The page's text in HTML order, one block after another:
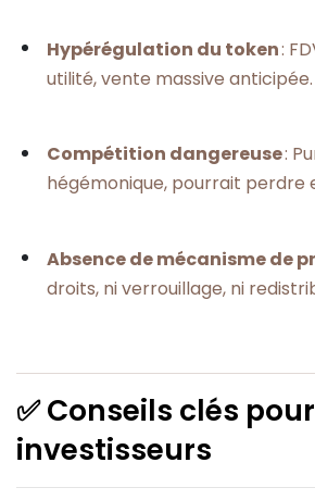
Hypérégulation du token:
utilité, vente massive anticipée.
Compétition dangereuse:
hégémonique, pourrait perdre
Absence de mécanisme de
droits, ni verrouillage, ni
✅ Conseils clés
investisseurs